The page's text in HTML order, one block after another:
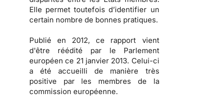
Elle permet toutefois d’identifier un
certain nombre de bonnes pratiques.
Publié en 2012, ce rapport vient
d'être réédité par le Parlement
européen ce 21 janvier 2013. Celui-ci
a été accueilli de manière très
positive par les membres de la
commission européenne.